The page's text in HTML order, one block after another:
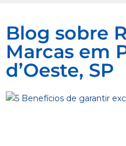
Blog sobre
Marcas em
d’Oeste, SP